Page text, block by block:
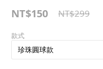
NT$150 NT$299
款式